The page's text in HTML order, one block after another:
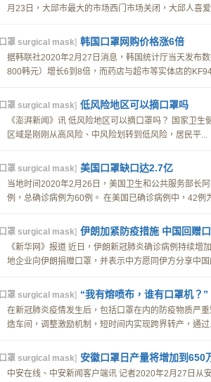
月23日，大邱市最大的市场西门市场关闭，大邱人喜
口罩 surgical mask] 韩国口罩网购价格涨6倍
据韩联社2020年2月27日消息，韩国统计厅当天发布
800韩元）增长6到8倍，而药店与超市等实体店的
口罩 surgical mask] 低风险地区可以摘口罩吗
《澎湃新闻》讯 低风险地区可以摘口罩吗？ 国家卫
区域是刚刚从高风险、中风险划转到低风险，居民平...
口罩 surgical mask] 美国口罩缺口达2.7亿
当地时间2020年2月26日，美国卫生和公共服务部长
例，总确诊病例为60例。 在美国已确诊病例中，42例
口罩 surgical mask] 伊朗加紧防疫措施 中国回赠
《新华网》报道 近日，伊朗新冠肺炎确诊病例持续
地企业向伊朗捐赠口罩，并表示中方愿同伊方分享中国
口罩 surgical mask] “我有熔喷布，谁有口罩机？”
在新冠肺炎疫情发生后，包括口罩在内的防疫物质严
造车间，调整激励机制，短时间内实现跨界转产，通过
口罩 surgical mask] 安徽口罩日产量将增加到650
中安在线、中安新闻客户端讯 记者2020年2月27日从